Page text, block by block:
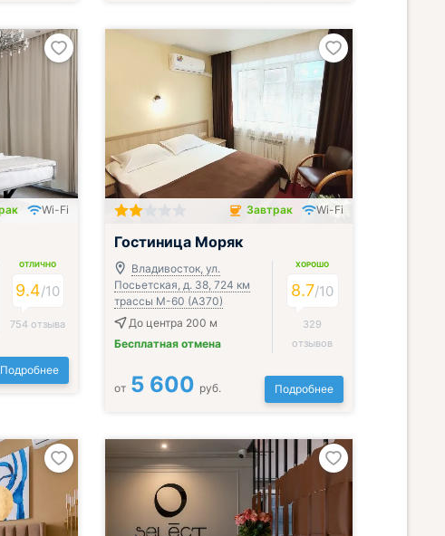
Wi-Fi
ОТЛИЧНО
9.4/10
754 отзыва
Подробнее
Завтрак включён
Завтрак Wi-Fi
Гостиница Моряк
Владивосток, ул.
Посьетская, д. 38, 724 км
трассы М-60 (А370)
До центра 200 м
Бесплатная отмена
ХОРОШО
8.7/10
329
отзывов
от 5 600 руб. Подробнее